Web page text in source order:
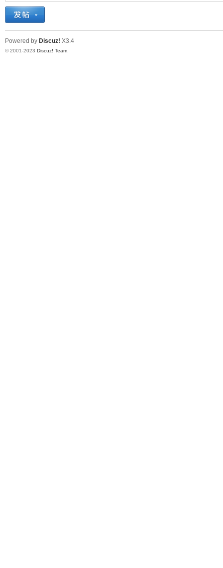
Powered by Discuz! X3.4
© 2001-2023 Discuz! Team.